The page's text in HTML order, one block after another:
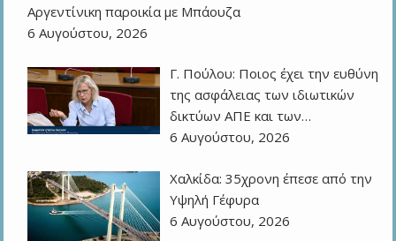
Αργεντίνικη παροικία με Μπάουζα
6 Αυγούστου, 2026
Γ. Πούλου: Ποιος έχει την ευθύνη
της ασφάλειας των ιδιωτικών
δικτύων ΑΠΕ και των…
6 Αυγούστου, 2026
Χαλκίδα: 35χρονη έπεσε από την
Υψηλή Γέφυρα
6 Αυγούστου, 2026